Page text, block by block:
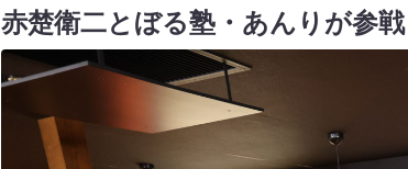
赤楚衛二とぼる塾・あんりが参戦